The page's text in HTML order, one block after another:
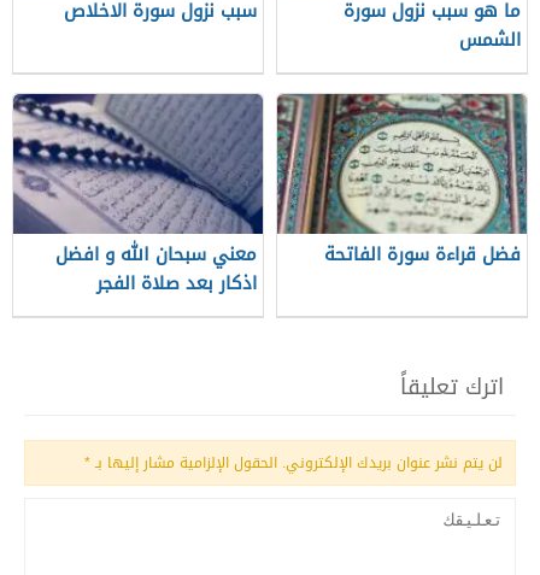
ما هو سبب نزول سورة
الشمس
سبب نزول سورة الاخلاص
فضل قراءة سورة الفاتحة
معني سبحان الله و افضل
اذكار بعد صلاة الفجر
اترك تعليقاً
لن يتم نشر عنوان بريدك الإلكتروني. الحقول الإلزامية مشار إليها بـ*